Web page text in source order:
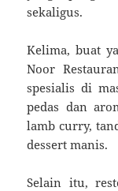
sekaligus.
Kelima, buat
Noor
spesialis di
pedas dan
lamb curry,
dessert manis.
Selain itu,